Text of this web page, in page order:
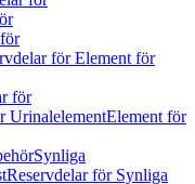
för Element för
för
UrinalelementElement för
Synliga
Reservdelar för Synliga